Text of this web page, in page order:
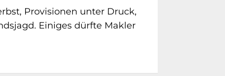
Provisionen unter Druck,
Einiges dürfte Makler